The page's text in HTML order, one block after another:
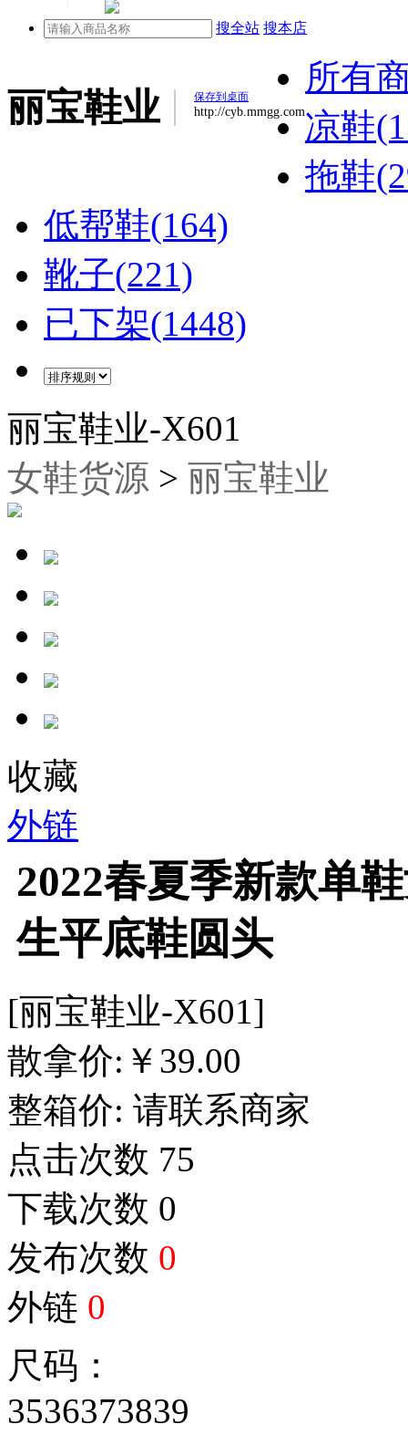
搜全站 搜本店
丽宝鞋业 保存到桌面
http://cyb.mmgg.com
所有
凉鞋
拖鞋
低帮鞋(164)
靴子(221)
已下架(1448)
丽宝鞋业-X601
女鞋货源 > 丽宝鞋业
收藏
外链
2022春夏季新款单
生平底鞋圆头
[丽宝鞋业-X601]
散拿价: ￥ 39.00
整箱价: 请联系商家
点击次数 75
下载次数 0
发布次数 0
外链 0
尺码：
3536373839